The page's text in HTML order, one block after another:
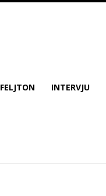
FELJTON INTERVJU